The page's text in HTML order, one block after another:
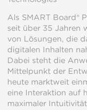
Als SMART Board®
seit über 35 Jahren
von Lösungen, die
digitalen Inhalten
Dabei steht die
Mittelpunkt der
heute marktweit
eine Interaktion auf
maximaler